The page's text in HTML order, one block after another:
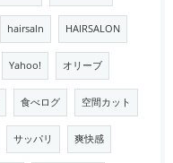
hairsaln HAIRSALON
Yahoo! オリーブ
食べログ 空間カット
サッパリ 爽快感